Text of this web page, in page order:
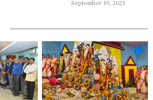
September 10, 2021